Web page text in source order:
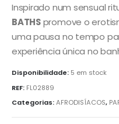
Inspirado num sensual
BATHSpromove o
uma pausa no tempo
experiência única no
Disponibilidade: 5 em stock
REF: FL02889
Categorias:AFRODISÍACOS,